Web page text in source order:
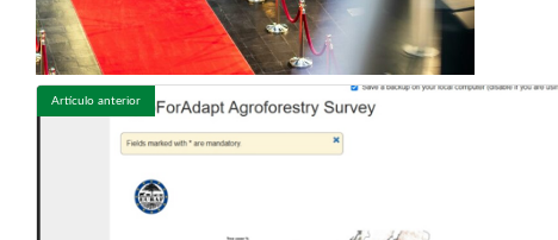
Artículo anterior